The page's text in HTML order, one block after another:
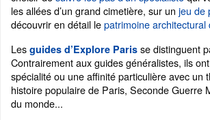
les allées d’un grand cimetière, sur un jeu de
découvrir en détail lepatrimoine architectural
Les guides d’Explore Paris se distinguent
Contrairement aux guides généralistes, ils
spécialité ou une affinité particulière avec un
histoire populaire de Paris, Seconde Guerre
du monde...